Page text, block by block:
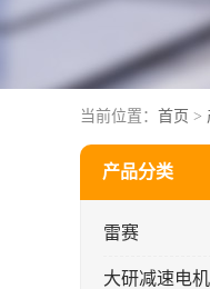
当前位置： 首页 >
产品分类
雷赛
大研减速电机